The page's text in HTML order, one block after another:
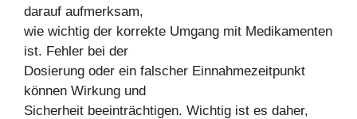
darauf aufmerksam,
wie wichtig der korrekte Umgang mit Medikamenten
ist. Fehler bei der
Dosierung oder ein falscher Einnahmezeitpunkt
können Wirkung und
Sicherheit beeinträchtigen. Wichtig ist es daher,